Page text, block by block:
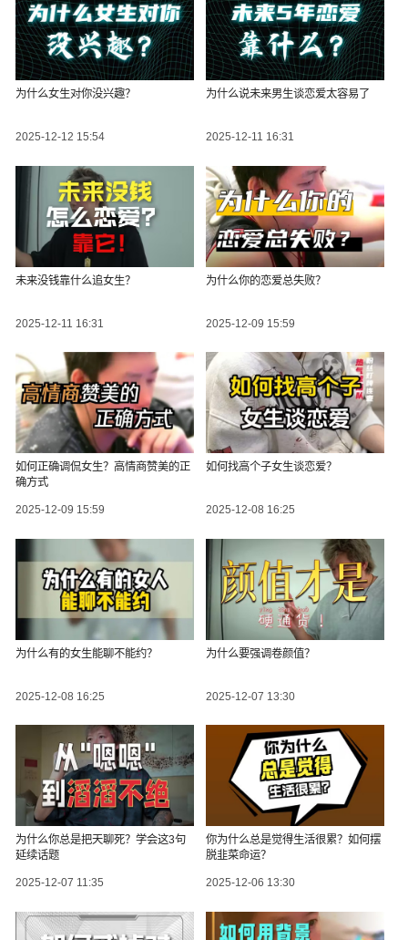
为什么女生对你没兴趣？
2025-12-12 15:54
为什么说未来男生谈恋爱太容易了
2025-12-11 16:31
未来没钱靠什么追女生？
2025-12-11 16:31
为什么你的恋爱总失败？
2025-12-09 15:59
如何正确调侃女生？高情商赞美的正
确方式
2025-12-09 15:59
如何找高个子女生谈恋爱？
2025-12-08 16:25
为什么有的女生能聊不能约？
2025-12-08 16:25
为什么要强调卷颜值？
2025-12-07 13:30
为什么你总是把天聊死？学会这3句
延续话题
2025-12-07 11:35
你为什么总是觉得生活很累？如何摆
脱韭菜命运？
2025-12-06 13:30